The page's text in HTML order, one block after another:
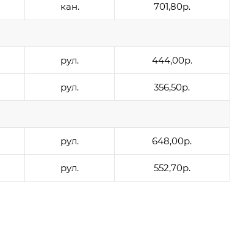
кан. 701,80р.
рул. 444,00р.
рул. 356,50р.
рул. 648,00р.
рул. 552,70р.